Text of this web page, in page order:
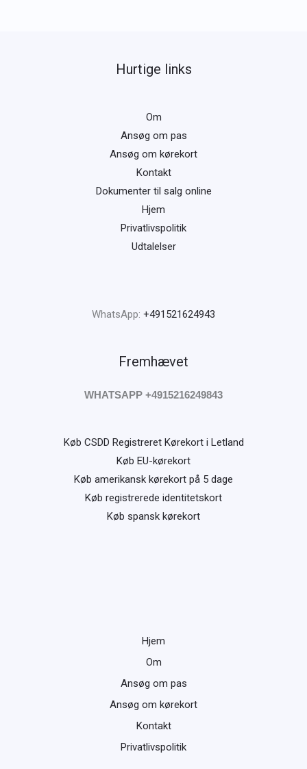
Hurtige links
Om
Ansøg om pas
Ansøg om kørekort
Kontakt
Dokumenter til salg online
Hjem
Privatlivspolitik
Udtalelser
WhatsApp: +491521624943
Fremhævet
WHATSAPP +4915216249843
Køb CSDD Registreret Kørekort i Letland
Køb EU-kørekort
Køb amerikansk kørekort på 5 dage
Køb registrerede identitetskort
Køb spansk kørekort
Hjem
Om
Ansøg om pas
Ansøg om kørekort
Kontakt
Privatlivspolitik